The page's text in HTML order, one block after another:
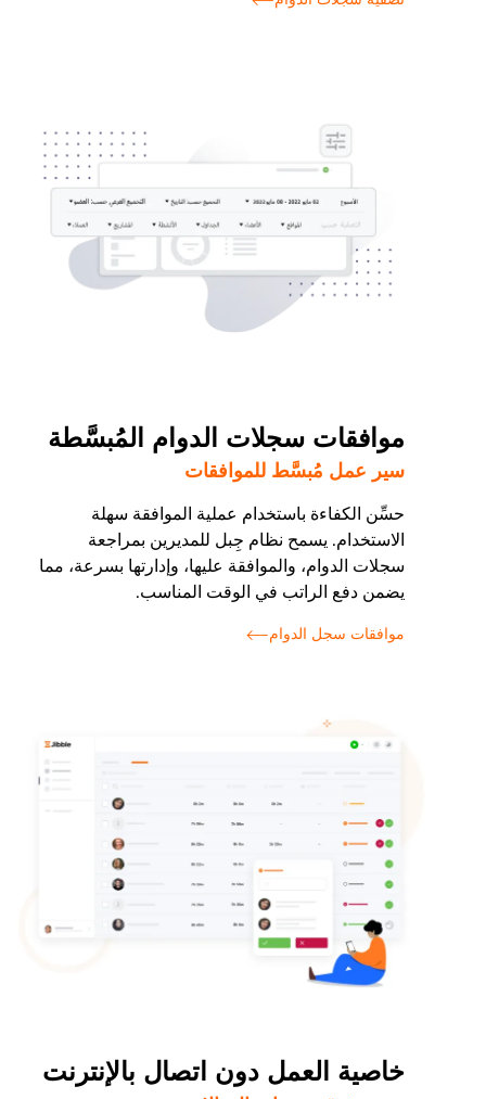
موافقات سجلات الدوام المُبسَّطة
سير عمل مُبسَّط للموافقات
حسِّن الكفاءة باستخدام عملية الموافقة سهلة
الاستخدام. يسمح نظام جِبل للمديرين بمراجعة
سجلات الدوام، والموافقة عليها، وإدارتها بسرعة، مما
يضمن دفع الراتب في الوقت المناسب.
موافقات سجل الدوام
خاصية العمل دون اتصال بالإنترنت